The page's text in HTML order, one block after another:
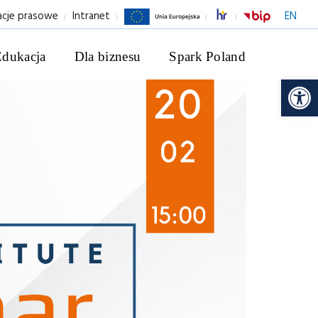
EN
prasowe Intranet
Dla biznesu Spark Poland